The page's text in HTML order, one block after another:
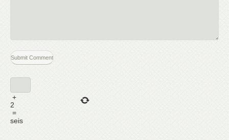
+
2
=
seis